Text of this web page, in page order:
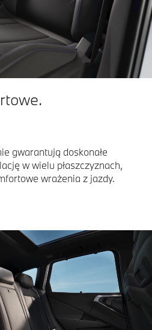
gwarantują doskonałe
w wielu płaszczyznach,
wrażenia z jazdy.